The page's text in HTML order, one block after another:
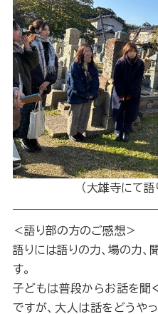
（大雄寺にて語
＜語り部の方のご感想＞
語りには語りの力、場の力
す。
子どもは普段からお話を聞
ですが、大人は話をどうや